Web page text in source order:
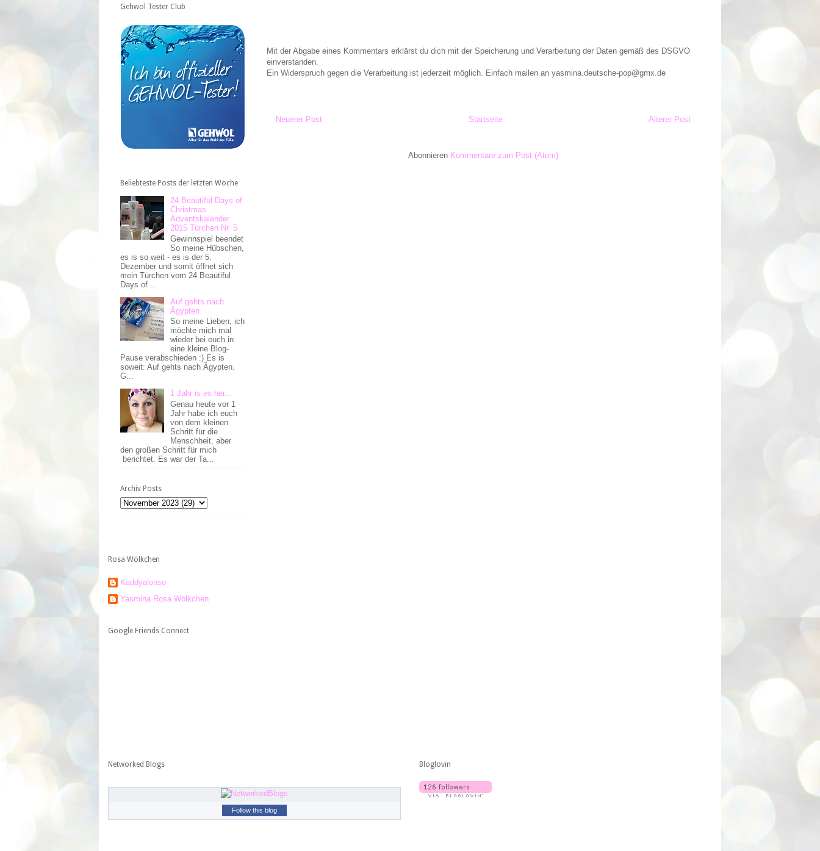
Mit der Abgabe eines Kommentars erklärst du dich mit der Speicherung und Verarbeitung der Daten gemäß des DSGVO
einverstanden.
Ein Widerspruch gegen die Verarbeitung ist jederzeit möglich. Einfach mailen an yasmina.deutsche-pop@gmx.de
Neuerer Post Älterer Post
Startseite
Abonnieren Kommentare zum Post (Atom)
Gehwol Tester Club
Beliebteste Posts der letzten Woche
24 Beautiful Days of
Christmas
Adventskalender
2015 Türchen Nr. 5
Gewinnspiel beendet
So meine Hübschen,
es is so weit - es is der 5.
Dezember und somit öffnet sich
mein Türchen vom 24 Beautiful
Days of ...
Auf gehts nach
Ägypten
So meine Lieben, ich
möchte mich mal
wieder bei euch in
eine kleine Blog-
Pause verabschieden :) Es is
soweit: Auf gehts nach Ägypten.
G...
1 Jahr is es her...
Genau heute vor 1
Jahr habe ich euch
von dem kleinen
Schritt für die
Menschheit, aber
den großen Schritt für mich
berichtet. Es war der Ta...
Archiv Posts
Rosa Wölkchen
Kaddyalonso
Yasmina Rosa Wölkchen
Google Friends Connect
Networked Blogs
Follow this blog
Bloglovin